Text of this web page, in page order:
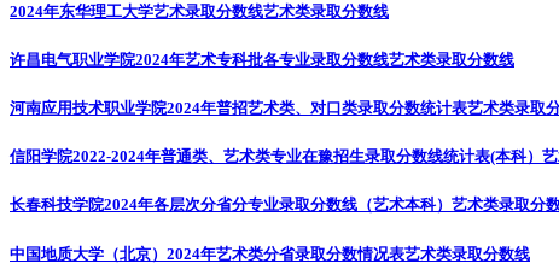
2024年东华理工大学艺术录取分数线艺术类录取分数线
许昌电气职业学院2024年艺术专科批各专业录取分数线艺术类录取分数线
河南应用技术职业学院2024年普招艺术类、对口类录取分数统计表艺术类录取
信阳学院2022-2024年普通类、艺术类专业在豫招生录取分数线统计表(本科）
长春科技学院2024年各层次分省分专业录取分数线（艺术本科） 艺术类录取分
中国地质大学（北京）2024年艺术类分省录取分数情况表艺术类录取分数线